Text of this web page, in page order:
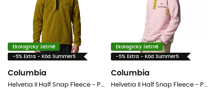
Ekologicky šetrné
-5% Extra - Kód Summer5
Columbia
Helvetia II Half Snap Fleece - Pánská fleesová mikina
Ekologicky šetrné
-5% Extra - Kód Summer5
Columbia
Helvetia II Half Snap Fleece - Pánská fleesová mikina